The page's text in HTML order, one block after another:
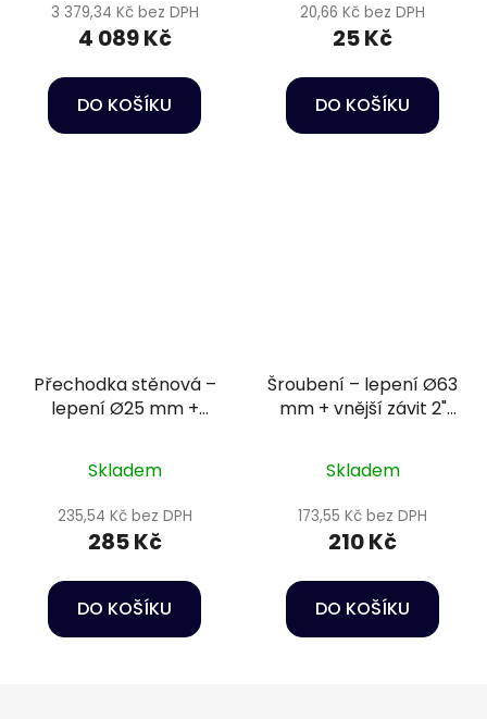
3 379,34 Kč bez DPH
4 089 Kč
DO KOŠÍKU
20,66 Kč bez DPH
25 Kč
DO KOŠÍKU
Přechodka stěnová –
lepení Ø25 mm +
Skladem
235,54 Kč bez DPH
285 Kč
DO KOŠÍKU
Šroubení – lepení Ø63
mm + vnější závit 2"
Skladem
173,55 Kč bez DPH
210 Kč
DO KOŠÍKU